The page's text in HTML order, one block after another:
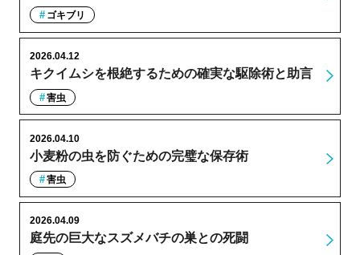
ゴキブリ
キクイムシを根絶するための確実な駆除術と助言
2026.04.12
害虫
小麦粉の虫を防ぐための完璧な保存術
2026.04.10
害虫
庭先の巨大なスズメバチの巣との死闘
2026.04.09